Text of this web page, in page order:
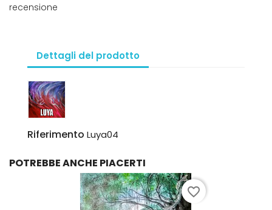
recensione
Dettagli del prodotto
Riferimento Luya04
POTREBBE ANCHE PIACERTI
favorite_border